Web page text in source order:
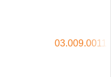
03.009.0011